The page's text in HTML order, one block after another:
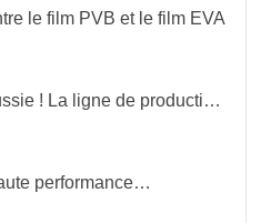
le film PVB et le film EVA
! La ligne de production
en Turquie.
performance
pour les bâtiments